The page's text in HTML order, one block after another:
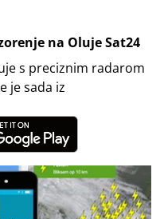
na Oluje Sat24
s preciznim radarom
je sada iz